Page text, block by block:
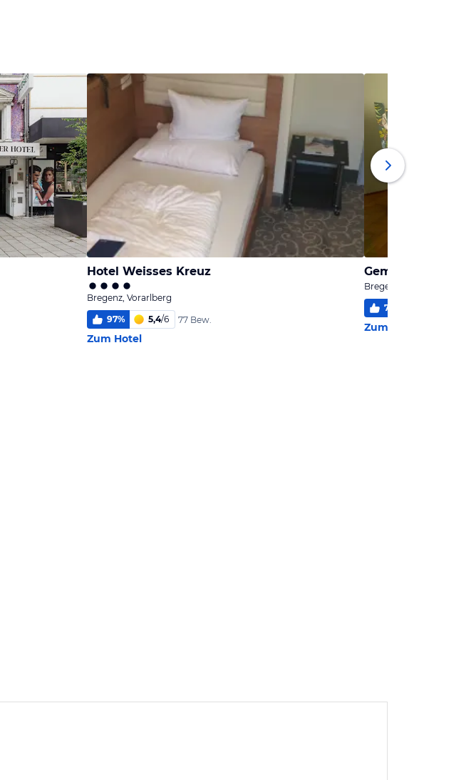
Hotel Weisses Kreuz
Bregenz, Vorarlberg
97% 5,4/6 77 Bew.
Zum Hotel
Bregenz, Vorarlberg
77
Zum Hotel